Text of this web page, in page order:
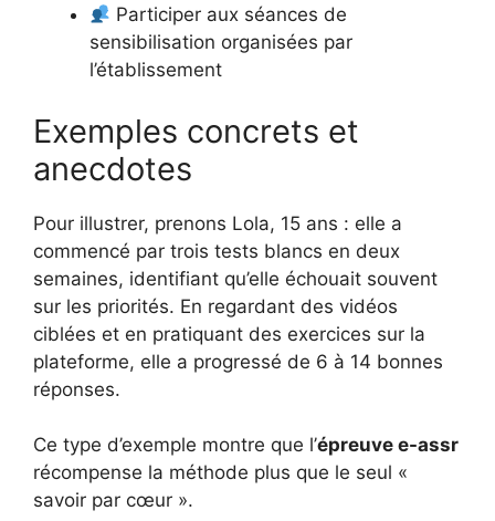
Participer aux séances de
sensibilisation organisées par
l’établissement
Exemples concrets et
anecdotes
Pour illustrer, prenons Lola, 15 ans : elle a
commencé par trois tests blancs en deux
semaines, identifiant qu’elle échouait souvent
sur les priorités. En regardant des vidéos
ciblées et en pratiquant des exercices sur la
plateforme, elle a progressé de 6 à 14 bonnes
réponses.
Ce type d’exemple montre que l’épreuve e-assr
récompense la méthode plus que le seul «
savoir par cœur ».